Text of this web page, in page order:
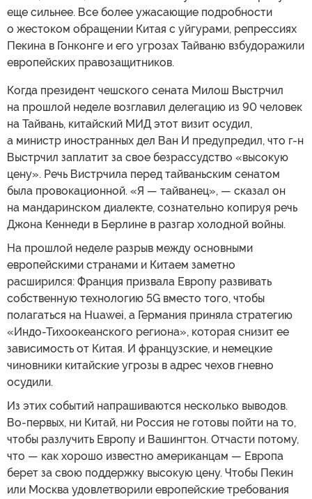
еще сильнее. Все более ужасающие подробности
о жестоком обращении Китая с уйгурами, репрессиях
Пекина в Гонконге и его угрозах Тайваню взбудоражили
европейских правозащитников.
Когда президент чешского сената Милош Выстрчил
на прошлой неделе возглавил делегацию из 90 человек
на Тайвань, китайский МИД этот визит осудил,
а министр иностранных дел Ван И предупредил, что г-н
Выстрчил заплатит за свое безрассудство «высокую
цену». Речь Вистрчила перед тайваньским сенатом
была провокационной. «Я — тайванец», — сказал он
на мандаринском диалекте, сознательно копируя речь
Джона Кеннеди в Берлине в разгар холодной войны.
На прошлой неделе разрыв между основными
европейскими странами и Китаем заметно
расширился: Франция призвала Европу развивать
собственную технологию 5G вместо того, чтобы
полагаться на Huawei, а Германия приняла стратегию
«Индо-Тихоокеанского региона», которая снизит ее
зависимость от Китая. И французские, и немецкие
чиновники китайские угрозы в адрес чехов гневно
осудили.
Из этих событий напрашиваются несколько выводов.
Во-первых, ни Китай, ни Россия не готовы пойти на то,
чтобы разлучить Европу и Вашингтон. Отчасти потому,
что — как хорошо известно американцам — Европа
берет за свою поддержку высокую цену. Чтобы Пекин
или Москва удовлетворили европейские требования